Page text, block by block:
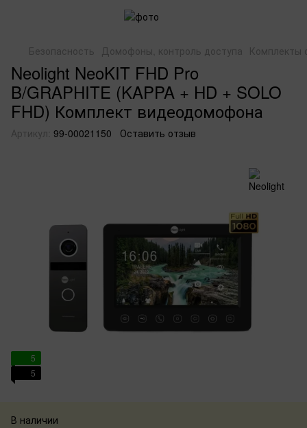
Безопасность Домофоны, контроль доступа Комплекты
Neolight NeoKIT FHD Pro
B/GRAPHITE (KAPPA + HD + SOLO
FHD) Комплект видеодомофона
Артикул: 99-00021150 Оставить отзыв
5
5
В наличии